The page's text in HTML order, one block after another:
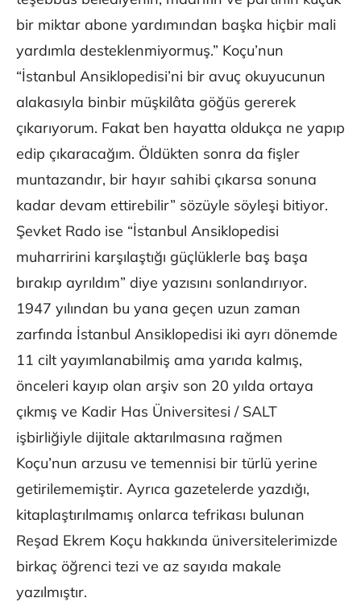
bir miktar abone yardımından başka hiçbir mali
yardımla desteklenmiyormuş.” Koçu’nun
“İstanbul Ansiklopedisi’ni bir avuç okuyucunun
alakasıyla binbir müşkilâta göğüs gererek
çıkarıyorum. Fakat ben hayatta oldukça ne yapıp
edip çıkaracağım. Öldükten sonra da fişler
muntazandır, bir hayır sahibi çıkarsa sonuna
kadar devam ettirebilir” sözüyle söyleşi bitiyor.
Şevket Rado ise “İstanbul Ansiklopedisi
muharririni karşılaştığı güçlüklerle baş başa
bırakıp ayrıldım” diye yazısını sonlandırıyor.
1947 yılından bu yana geçen uzun zaman
zarfında İstanbul Ansiklopedisi iki ayrı dönemde
11 cilt yayımlanabilmiş ama yarıda kalmış,
önceleri kayıp olan arşiv son 20 yılda ortaya
çıkmış ve Kadir Has Üniversitesi / SALT
işbirliğiyle dijitale aktarılmasına rağmen
Koçu’nun arzusu ve temennisi bir türlü yerine
getirilememiştir. Ayrıca gazetelerde yazdığı,
kitap­laştırılmamış onlarca tefrikası bulunan
Reşad Ekrem Koçu hakkında üniversitelerimizde
birkaç öğrenci tezi ve az sayıda makale
yazılmıştır.